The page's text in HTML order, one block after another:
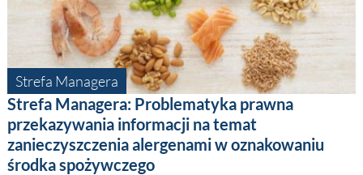
Strefa Managera
Strefa Managera: Problematyka prawna
przekazywania informacji na temat
zanieczyszczenia alergenami w oznakowaniu
środka spożywczego